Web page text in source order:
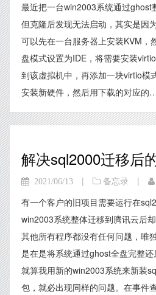
最近把一台win2003系统通过ghost
但克隆后发现无法启动，其实是因
可以先在一台服务器上安装KVM，
盘模式设置为IDE，将需要安装
到该虚拟机中，再添加一块virtio模
安装新硬件，然后用下载的对应
解决sql2000迁移后
2021/06/13 | 备忘录 |
有一个客户的旧项目需要运行在
win2003系统整体迁移到腾讯云后
其他所有程序都没有任何问题，唯
是在是将系统通过ghost全盘完整
就算我用新的win2003系统来新装
包，就必出现同样的问题。在事